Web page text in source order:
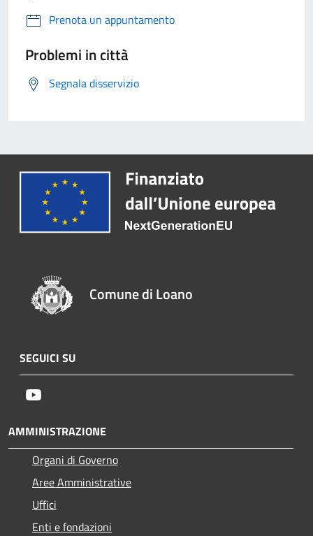
Prenota un appuntamento
Problemi in città
Segnala disservizio
Comune di Loano
SEGUICI SU
AMMINISTRAZIONE
Organi di Governo
Aree Amministrative
Uffici
Enti e fondazioni